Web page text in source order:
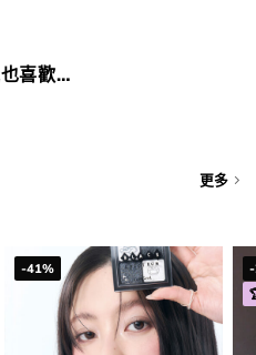
喜歡…
更多
-41%